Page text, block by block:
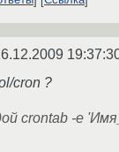
cron ?
crontab -e